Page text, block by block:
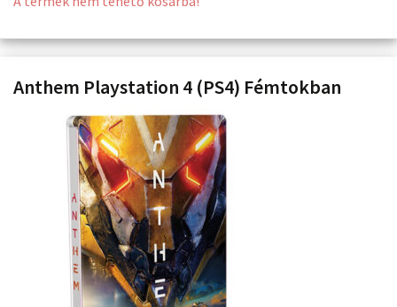
Anthem Playstation 4 (PS4) Fémtokban